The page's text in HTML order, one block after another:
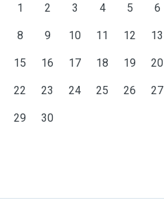
1 2 3 4 5 6
8 9 10 11 12 13
15 16 17 18 19 20
22 23 24 25 26 27
29 30